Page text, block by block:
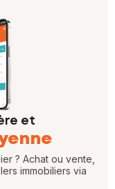
et
? Achat ou vente,
immobiliers via